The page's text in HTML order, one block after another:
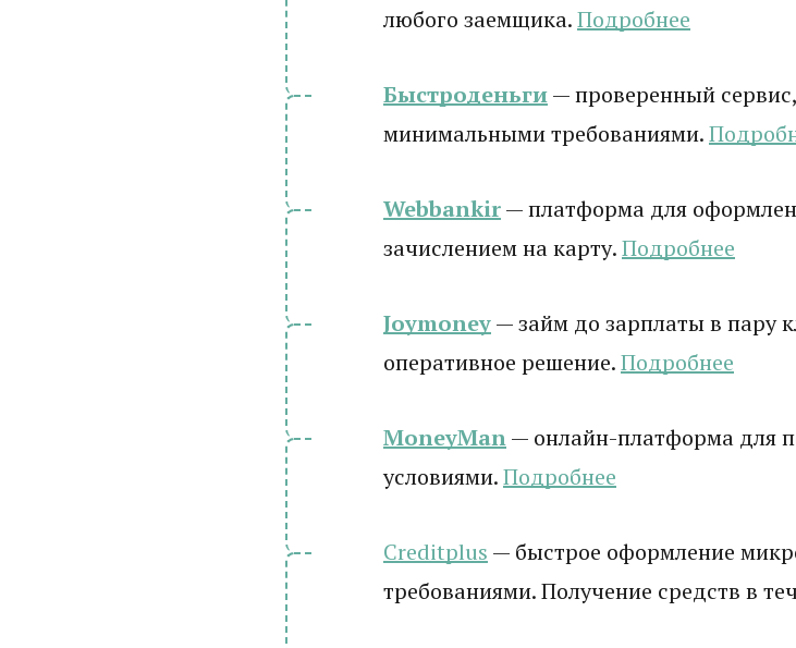
любого заемщика.Подробнее
Быстроденьги— проверенный
минимальными требованиями.
Webbankir— платформа для
зачислением на карту.Подробнее
Joymoney— займ до зарплаты в пару
оперативное решение.Подробнее
MoneyMan— онлайн-платформа для
условиями.Подробнее
Creditplus — быстрое оформление
требованиями. Получение средств в